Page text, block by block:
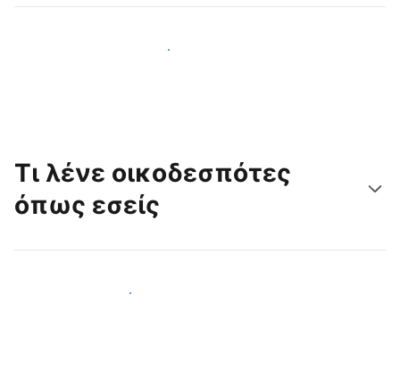
Προσελκύστε νέους επισκέπτες σήμερα
Τι λένε οικοδεσπότες
όπως εσείς
Γίνετε κι εσείς οικοδεσπότης